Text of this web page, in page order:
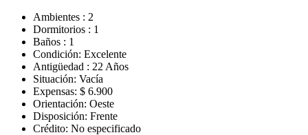
Ambientes : 2
Dormitorios : 1
Baños : 1
Condición: Excelente
Antigüedad : 22 Años
Situación: Vacía
Expensas: $ 6.900
Orientación: Oeste
Disposición: Frente
Crédito: No especificado